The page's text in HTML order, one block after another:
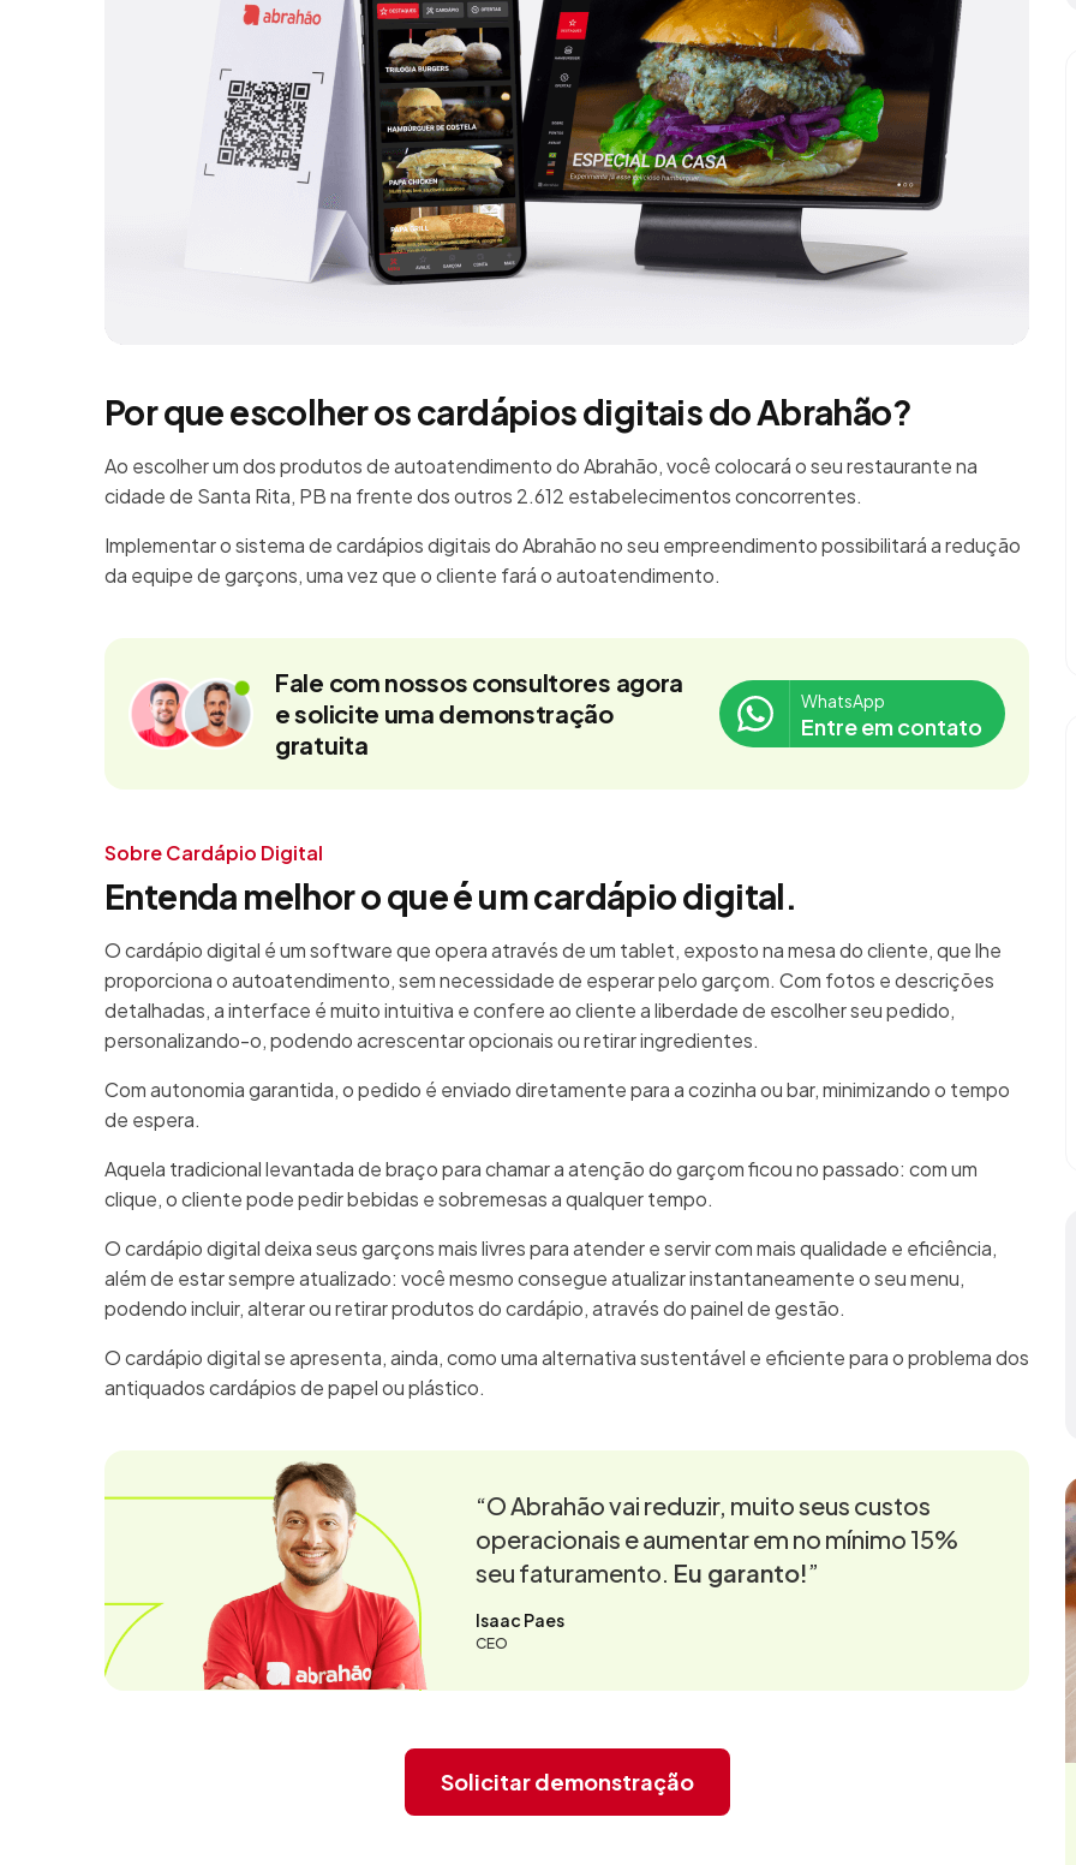
Por que escolher os cardápios digitais do Abrahão?
Ao escolher um dos produtos de autoatendimento do Abrahão, você colocará o seu restaurante na
cidade de Santa Rita, PB na frente dos outros 2.612 estabelecimentos concorrentes.
Implementar o sistema de cardápios digitais do Abrahão no seu empreendimento possibilitará a redução
da equipe de garçons, uma vez que o cliente fará o autoatendimento.
Fale com nossos consultores agora
e solicite uma demonstração
gratuita
WhatsApp
Entre em contato
Sobre Cardápio Digital
Entenda melhor o que é um cardápio digital.
O cardápio digital é um software que opera através de um tablet, exposto na mesa do cliente, que lhe
proporciona o autoatendimento, sem necessidade de esperar pelo garçom. Com fotos e descrições
detalhadas, a interface é muito intuitiva e confere ao cliente a liberdade de escolher seu pedido,
personalizando-o, podendo acrescentar opcionais ou retirar ingredientes.
Com autonomia garantida, o pedido é enviado diretamente para a cozinha ou bar, minimizando o tempo
de espera.
Aquela tradicional levantada de braço para chamar a atenção do garçom ficou no passado: com um
clique, o cliente pode pedir bebidas e sobremesas a qualquer tempo.
O cardápio digital deixa seus garçons mais livres para atender e servir com mais qualidade e eficiência,
além de estar sempre atualizado: você mesmo consegue atualizar instantaneamente o seu menu,
podendo incluir, alterar ou retirar produtos do cardápio, através do painel de gestão.
O cardápio digital se apresenta, ainda, como uma alternativa sustentável e eficiente para o problema dos
antiquados cardápios de papel ou plástico.
“O Abrahão vai reduzir, muito seus custos
operacionais e aumentar em no mínimo 15%
seu faturamento. Eu garanto!”
Isaac Paes
CEO
Solicitar demonstração